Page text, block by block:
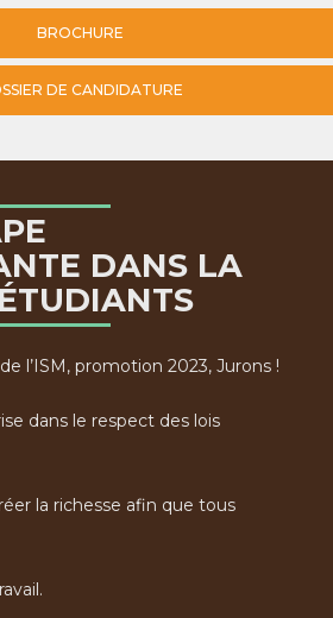
BROCHURE
DE CANDIDATURE
DANS LA
l’ISM, promotion 2023, Jurons !
dans le respect des lois
la richesse afin que tous